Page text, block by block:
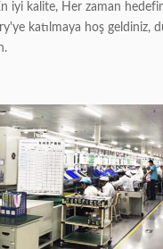
iyi kalite, Her zaman
katılmaya hoş geldiniz,